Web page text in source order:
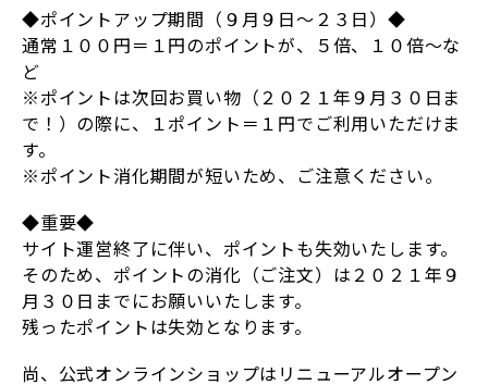
◆ポイントアップ期間（９月９日～２３日）◆
通常１００円＝１円のポイントが、５倍、１０倍～な
ど
※ポイントは次回お買い物（２０２１年９月３０日ま
で！）の際に、１ポイント＝１円でご利用いただけま
す。
※ポイント消化期間が短いため、ご注意ください。
◆重要◆
サイト運営終了に伴い、ポイントも失効いたします。
そのため、ポイントの消化（ご注文）は２０２１年９
月３０日までにお願いいたします。
残ったポイントは失効となります。
尚、公式オンラインショップはリニューアルオープン